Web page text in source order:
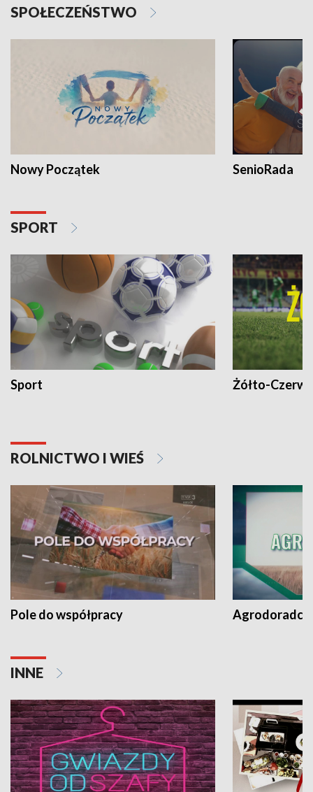
SPOŁECZEŃSTWO
Nowy Początek SenioRada
SPORT
Sport Żółto-
ROLNICTWO I WIEŚ
Pole do współpracy Agrodoradcy
INNE